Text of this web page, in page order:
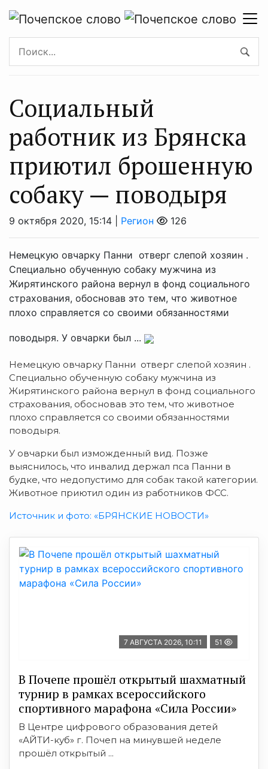
Социальный
работник из Брянска
приютил брошенную
собаку — поводыря
9 октября 2020, 15:14 | Регион 126
Немецкую овчарку Панни отверг слепой хозяин .
Специально обученную собаку мужчина из
Жирятинского района вернул в фонд социального
страхования, обосновав это тем, что животное
плохо справляется со своими обязанностями
поводыря. У овчарки был ...
Немецкую овчарку Панни отверг слепой хозяин .
Специально обученную собаку мужчина из
Жирятинского района вернул в фонд социального
страхования, обосновав это тем, что животное
плохо справляется со своими обязанностями
поводыря.
У овчарки был изможденный вид. Позже
выяснилось, что инвалид держал пса Панни в
будке, что недопустимо для собак такой категории.
Животное приютил один из работников ФСС.
Источник и фото: «БРЯНСКИЕ НОВОСТИ»
7 АВГУСТА 2026, 10:11 51
В Почепе прошёл открытый шахматный
турнир в рамках всероссийского
спортивного марафона «Сила России»
В Центре цифрового образования детей
«АЙТИ-куб» г. Почеп на минувшей неделе
прошёл открытый ...